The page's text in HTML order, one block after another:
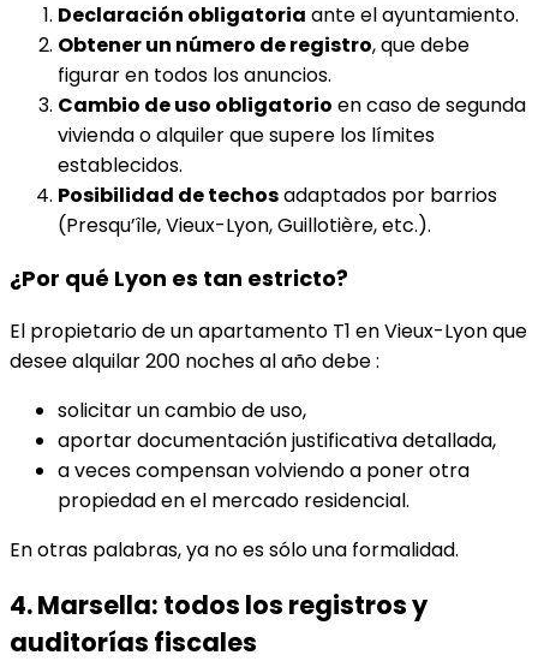
Declaración obligatoria ante el ayuntamiento.
Obtener un número de registro, que debe
figurar en todos los anuncios.
Cambio de uso obligatorio en caso de segunda
vivienda o alquiler que supere los límites
establecidos.
Posibilidad de techosadaptados por barrios
(Presqu’île, Vieux-Lyon, Guillotière, etc.).
¿Por qué Lyon es tan estricto?
El propietario de un apartamento T1 en Vieux-Lyon que
desee alquilar 200 noches al año debe :
solicitar un cambio de uso,
aportar documentación justificativa detallada,
a veces compensan volviendo a poner otra
propiedad en el mercado residencial.
En otras palabras, ya no es sólo una formalidad.
4. Marsella: todos los registros y
auditorías fiscales